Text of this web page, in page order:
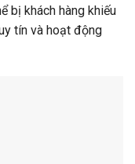
bị khách hàng khiếu
tín và hoạt động